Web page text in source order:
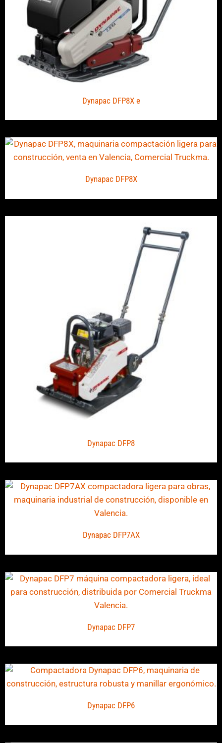
Dynapac DFP8X e
Dynapac DFP8X
Dynapac DFP8
Dynapac DFP7AX
Dynapac DFP7
Dynapac DFP6